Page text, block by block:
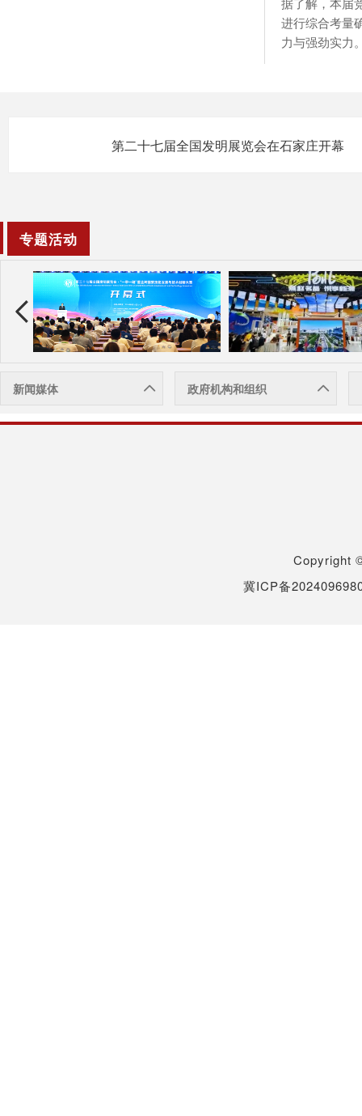
进行综合考量
力与强劲实力
第二十七届全国发明展览会在石家庄开幕
专题活动
新闻媒体 政府机构和组织
Copyright
冀ICP备